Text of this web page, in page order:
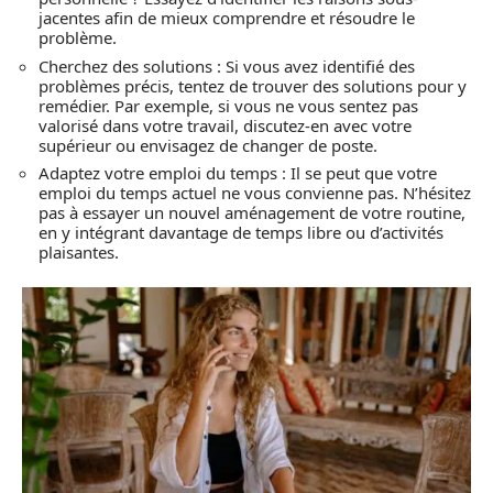
jacentes afin de mieux comprendre et résoudre le
problème.
Cherchez des solutions : Si vous avez identifié des
problèmes précis, tentez de trouver des solutions pour y
remédier. Par exemple, si vous ne vous sentez pas
valorisé dans votre travail, discutez-en avec votre
supérieur ou envisagez de changer de poste.
Adaptez votre emploi du temps : Il se peut que votre
emploi du temps actuel ne vous convienne pas. N’hésitez
pas à essayer un nouvel aménagement de votre routine,
en y intégrant davantage de temps libre ou d’activités
plaisantes.